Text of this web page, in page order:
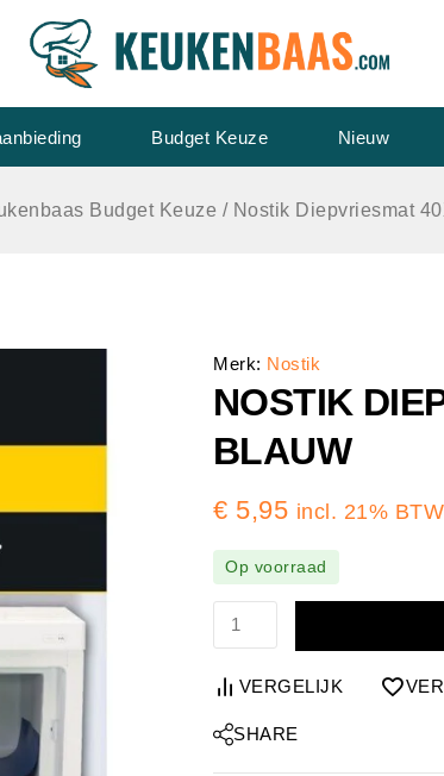
Budget Keuze Nieuw
Budget Keuze / Nostik Diepvriesmat
Merk: Nostik
NOSTIK
BLAUW
€ 5,95 incl. 21% BTW
Op voorraad
VERGELIJK
SHARE